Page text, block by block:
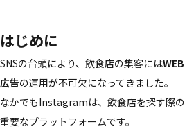
はじめに
SNSの​台頭に​より、​飲食店の​集客にはWEB​
広告の​運用が​不可欠に​なってきました。​
なかでもInstagramは、​飲食店を​探す際の​
重要な​プラットフォームです。